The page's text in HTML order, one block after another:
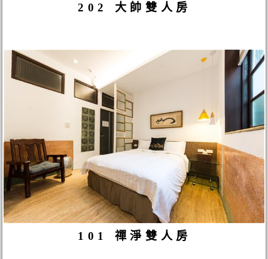
202 大帥雙人房
101 禪淨雙人房